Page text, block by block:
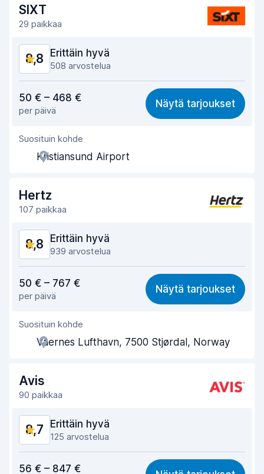
Auton siisteys 9,0
Auton kunto
SIXT
29 paikkaa
8,8 Erittäin hyvä
508 arvostelua
8,2
Löytämisen helppous 8,9
Toimihenkilön avuliaisuus
Noutonopeus
Palautusnopeus
Auton siisteys
Auton kunto
50 € – 468 €
per päivä
Näytä tarjoukset
Suosituin kohde
Kristiansund Airport
Hertz
107 paikkaa
8,8 Erittäin hyvä
939 arvostelua
8,3
Löytämisen helppous 8,9
Toimihenkilön avuliaisuus
Noutonopeus
Palautusnopeus
Auton siisteys
Auton kunto
50 € – 767 €
per päivä
Näytä tarjoukset
Suosituin kohde
Vaernes Lufthavn, 7500 Stjørdal, Norway
Avis
90 paikkaa
8,7 Erittäin hyvä
125 arvostelua
8,4
56 € – 847 €